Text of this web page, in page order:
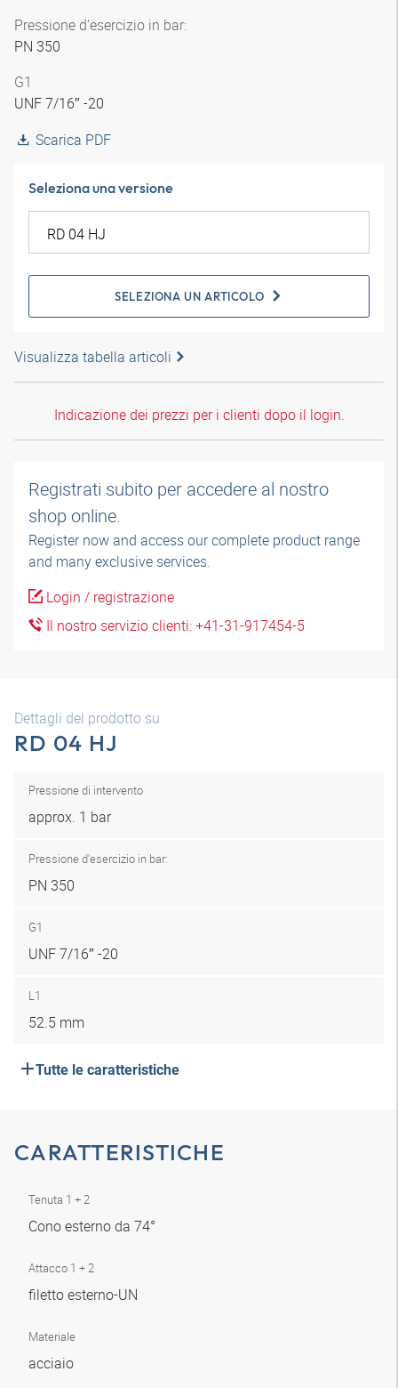
Pressione d'esercizio in bar:
PN 350
G1
UNF 7/16″ -20
Scarica PDF
Seleziona una versione
SELEZIONA UN ARTICOLO
Visualizza tabella articoli
Indicazione dei prezzi per i clienti dopo il login.
Registrati subito per accedere al nostro
shop online.
Register now and access our complete product range
and many exclusive services.
Login / registrazione
Il nostro servizio clienti: +41-31-917454-5
Dettagli del prodotto su
RD 04 HJ
Pressione di intervento
approx. 1 bar
Pressione d'esercizio in bar:
PN 350
G1
UNF 7/16″ -20
L1
52.5 mm
Tutte le caratteristiche
CARATTERISTICHE
Tenuta 1 + 2
Cono esterno da 74°
Attacco 1 + 2
filetto esterno-UN
Materiale
acciaio